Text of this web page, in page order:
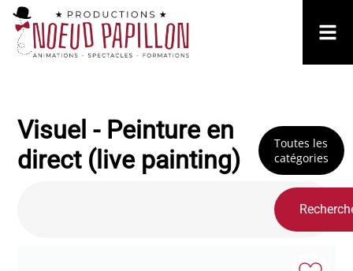
Visuel - Peinture en
direct (live painting)
Toutes les
catégories